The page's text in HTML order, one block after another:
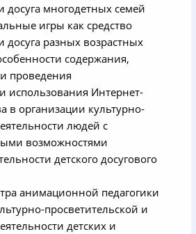
досуга многодетных семей
игры как средство
досуга разных возрастных
содержания,
проведения
использования Интернет-
в организации культурно-
людей с
возможностями
детского досугового
анимационной педагогики
просветительской и
детских и